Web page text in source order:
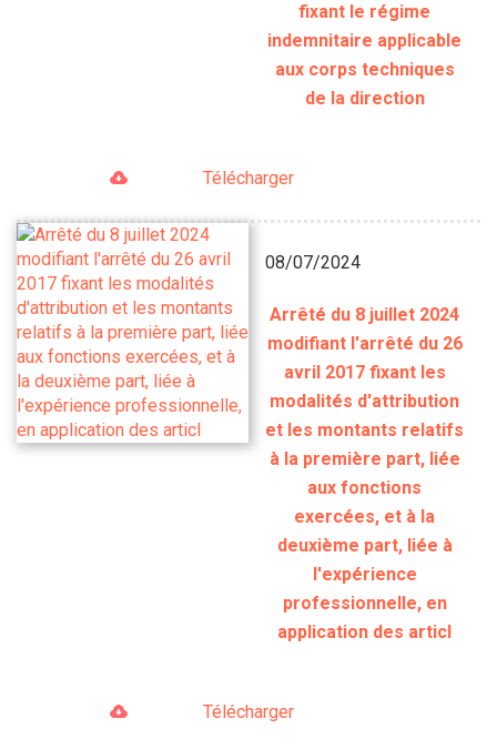
fixant le régime
indemnitaire applicable
aux corps techniques
de la direction
Télécharger
08/07/2024
Arrêté du 8 juillet 2024
modifiant l'arrêté du 26
avril 2017 fixant les
modalités d'attribution
et les montants relatifs
à la première part, liée
aux fonctions
exercées, et à la
deuxième part, liée à
l'expérience
professionnelle, en
application des articl
Télécharger